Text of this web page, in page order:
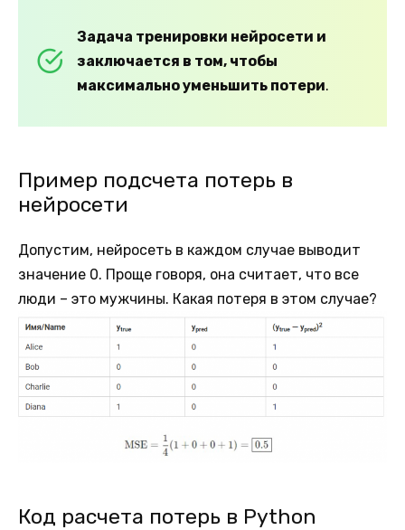
Задача тренировки нейросети и
заключается в том, чтобы
максимально уменьшить потери.
Пример подсчета потерь в
нейросети
Допустим, нейросеть в каждом случае выводит
значение 0. Проще говоря, она считает, что все
люди – это мужчины. Какая потеря в этом случае?
Код расчета потерь в Python